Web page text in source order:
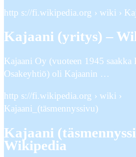
http s://fi.wikipedia.org › wiki ›
Kajaani (yritys) –
Kajaani Oy (vuoteen 1945 saakka
Osakeyhtiö) oli Kajaanin …
http s://fi.wikipedia.org › wiki ›
Kajaani_(täsmennyssivu)
Kajaani
Wikipedia